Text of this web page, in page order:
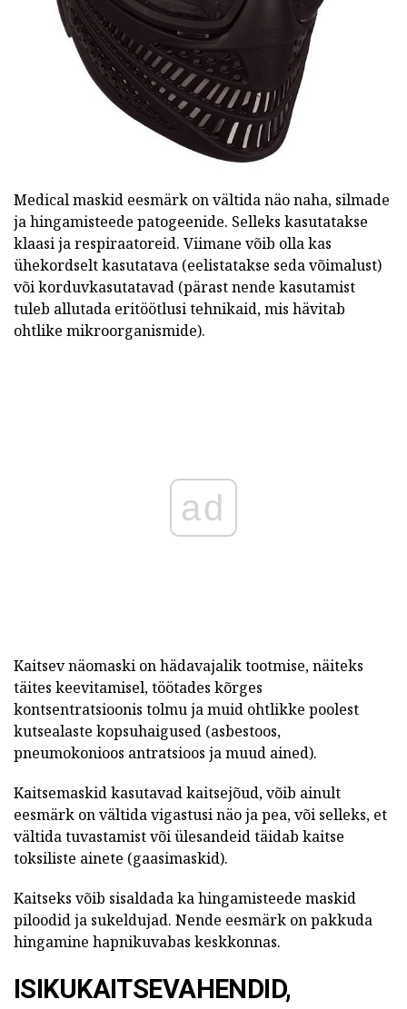
Medical maskid eesmärk on vältida näo naha, silmade
ja hingamisteede patogeenide. Selleks kasutatakse
klaasi ja respiraatoreid. Viimane võib olla kas
ühekordselt kasutatava (eelistatakse seda võimalust)
või korduvkasutatavad (pärast nende kasutamist
tuleb allutada eritöötlusi tehnikaid, mis hävitab
ohtlike mikroorganismide).
ad
Kaitsev näomaski on hädavajalik tootmise, näiteks
täites keevitamisel, töötades kõrges
kontsentratsioonis tolmu ja muid ohtlikke poolest
kutsealaste kopsuhaigused (asbestoos,
pneumokonioos antratsioos ja muud ained).
Kaitsemaskid kasutavad kaitsejõud, võib ainult
eesmärk on vältida vigastusi näo ja pea, või selleks, et
vältida tuvastamist või ülesandeid täidab kaitse
toksiliste ainete (gaasimaskid).
Kaitseks võib sisaldada ka hingamisteede maskid
piloodid ja sukeldujad. Nende eesmärk on pakkuda
hingamine hapnikuvabas keskkonnas.
ISIKUKAITSEVAHENDID,